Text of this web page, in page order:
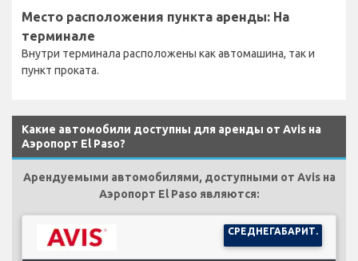
Место расположения пункта аренды: На
терминале
Внутри терминала расположены как автомашина, так и
пункт проката.
Какие автомобили доступны для аренды от Avis на
Аэропорт El Paso?
Арендуемыми автомобилями, доступными от Avis на
Аэропорт El Paso являются:
СРЕДНЕГАБАРИТ.